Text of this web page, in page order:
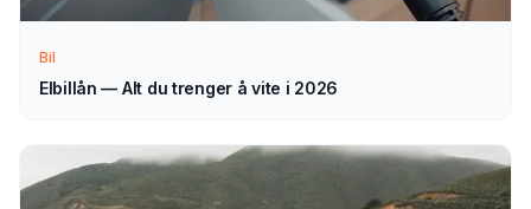
3
Sammenlign aktuelle tilbud i ro og mak, og velg det som
Bil
Elbillån — Alt du trenger å vite i 2026